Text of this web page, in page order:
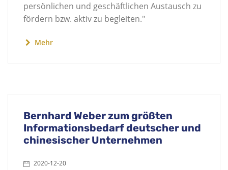
persönlichen und geschäftlichen Austausch zu
fördern bzw. aktiv zu begleiten."
Mehr
Bernhard Weber zum größten
Informationsbedarf deutscher und
chinesischer Unternehmen
2020-12-20